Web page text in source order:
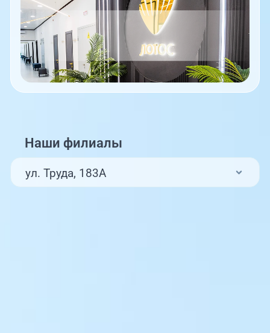
Наши филиалы
ул. Труда, 183А